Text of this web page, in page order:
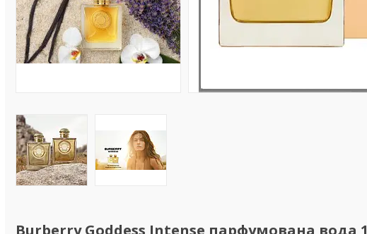
Burberry Goddess Intense парфумована вода